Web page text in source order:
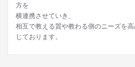
方を
横連携させていき、
相互で教える質や教わる側のニーズを
じております。